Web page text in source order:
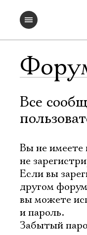
Все
Вы не имеете
не
Если вы
другом
вы можете
и пароль.
Забытый